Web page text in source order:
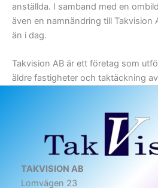
anställda. I samband med en
även en namnändring till Takvision
än i dag.
Takvision AB är ett företag som
äldre fastigheter och taktäckning
TAKVISION AB
Lomvägen 23